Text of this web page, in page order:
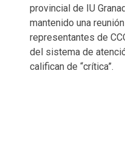
provincial de IU
mantenido una
representantes de
del sistema de
califican de “crítica”.